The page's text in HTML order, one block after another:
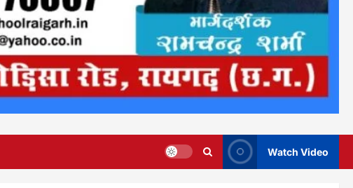
Watch Video